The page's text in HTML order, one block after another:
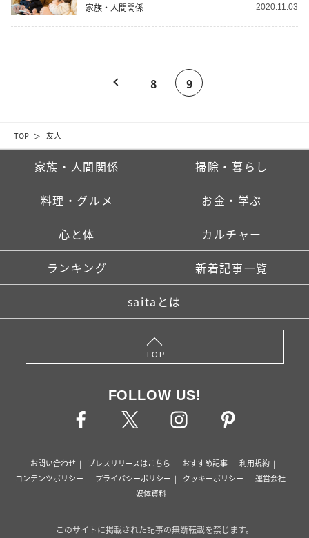
TOP 友人
家族・人間関係 2020.11.03
8 9
家族・人間関係 掃除・暮らし
料理・グルメ お金・学ぶ
心と体 カルチャー
ランキング 新着記事一覧
saitaとは
TOP
FOLLOW US!
お問い合わせ プレスリリースはこちら おすすめ記事
利用規約
コンテンツポリシー
プライバシーポリシー クッキーポリシー
運営会社
媒体資料
このサイトに掲載された記事の無断転載を禁じます。